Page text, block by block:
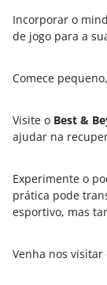
Incorporar o
de jogo para a
Comece
Visite o Best &
ajudar na
Experimente o
prática pode
esportivo, mas
Venha nos